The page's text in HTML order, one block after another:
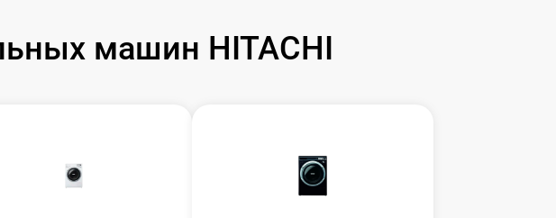
машин HITACHI